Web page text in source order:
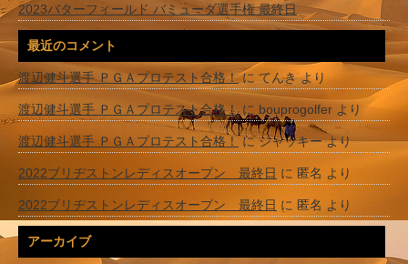
2023バターフィールド バミューダ選手権 最終日
最近のコメント
渡辺健斗選手 ＰＧＡプロテスト合格！に てんきより
渡辺健斗選手 ＰＧＡプロテスト合格！に bouprogolfer より
渡辺健斗選手 ＰＧＡプロテスト合格！にジャッキーより
2022ブリヂストンレディスオープン 最終日 に 匿名 より
2022ブリヂストンレディスオープン 最終日 に 匿名 より
アーカイブ